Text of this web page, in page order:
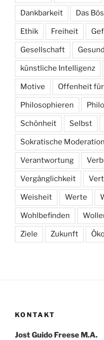
Dankbarkeit Das
Ethik Freiheit
Gesellschaft
künstliche Intelligenz
Motive Offenheit
Philosophieren
Schönheit Selbst
Sokratische Moderation
Verantwortung
Vergänglichkeit
Weisheit Werte
Wohlbefinden
Ziele Zukunft
KONTAKT
Jost Guido Freese M.A.